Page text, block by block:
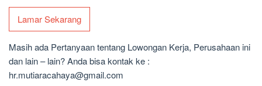
Lamar Sekarang
Masih ada Pertanyaan tentang Lowongan Kerja, Perusahaan ini
dan lain – lain? Anda bisa kontak ke :
hr.mutiaracahaya@gmail.com